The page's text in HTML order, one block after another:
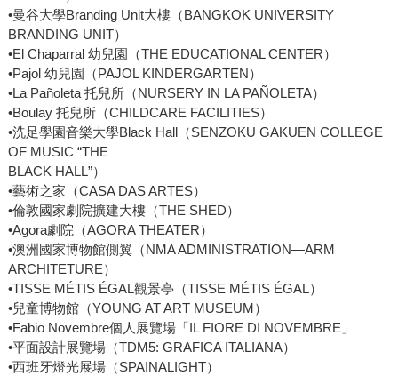
•曼谷大學Branding Unit大樓（BANGKOK UNIVERSITY
BRANDING UNIT）
•El Chaparral 幼兒園（THE EDUCATIONAL CENTER）
•Pajol 幼兒園（PAJOL KINDERGARTEN）
•La Pañoleta 托兒所（NURSERY IN LA PAÑOLETA）
•Boulay 托兒所（CHILDCARE FACILITIES）
•洗足學園音樂大學Black Hall（SENZOKU GAKUEN COLLEGE
OF MUSIC “THE
BLACK HALL”）
•藝術之家（CASA DAS ARTES）
•倫敦國家劇院擴建大樓（THE SHED）
•Agora劇院（AGORA THEATER）
•澳洲國家博物館側翼（NMA ADMINISTRATION—ARM
ARCHITETURE）
•TISSE MÉTIS ÉGAL觀景亭（TISSE MÉTIS ÉGAL）
•兒童博物館（YOUNG AT ART MUSEUM）
•Fabio Novembre個人展覽場「IL FIORE DI NOVEMBRE」
•平面設計展覽場（TDM5: GRAFICA ITALIANA）
•西班牙燈光展場（SPAINALIGHT）